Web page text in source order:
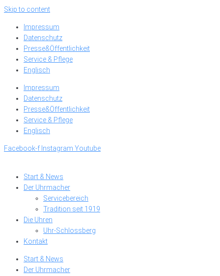
Skip to content
Impressum
Datenschutz
Presse&Öffentlichkeit
Service & Pflege
Englisch
Impressum
Datenschutz
Presse&Öffentlichkeit
Service & Pflege
Englisch
Facebook-f Instagram Youtube
Start & News
Der Uhrmacher
Servicebereich
Tradition seit 1919
Die Uhren
Uhr-Schlossberg
Kontakt
Start & News
Der Uhrmacher